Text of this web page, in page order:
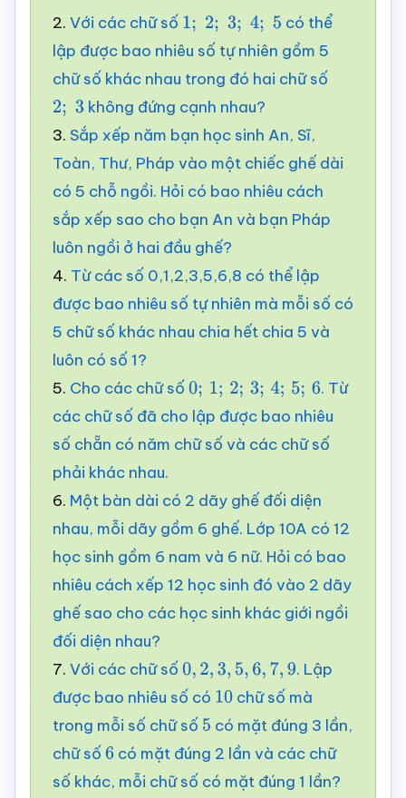
2. Với các chữ số 1;2 3; 4;5
có thể
lập được bao nhiêu số tự nhiên gồm 5
chữ số khác nhau trong đó hai chữ số
2; 3
không đứng cạnh nhau?
3. Sắp xếp năm bạn học sinh An, Sĩ,
Toàn, Thư, Pháp vào một chiếc ghế dài
có 5 chỗ ngồi. Hỏi có bao nhiêu cách
sắp xếp sao cho bạn An và bạn Pháp
luôn ngồi ở hai đầu ghế?
4. Từ các số 0,1,2,3,5,6,8 có thể lập
được bao nhiêu số tự nhiên mà mỗi số có
5 chữ số khác nhau chia hết chia 5 và
luôn có số 1?
5. Cho các chữ số 0; ;2 3;4;5 6
. Từ
các chữ số đã cho lập được bao nhiêu
số chẵn có năm chữ số và các chữ số
phải khác nhau.
6. Một bàn dài có 2 dãy ghế đối diện
nhau, mỗi dãy gồm 6 ghế. Lớp 10A có 12
học sinh gồm 6 nam và 6 nữ. Hỏi có bao
nhiêu cách xếp 12 học sinh đó vào 2 dãy
ghế sao cho các học sinh khác giới ngồi
đối diện nhau?
7. Với các chữ số 0, 2,3,5,6 ,7 9
. Lập
được bao nhiêu số có 10 chữ số mà
trong mỗi số chữ số 5 có mặt đúng 3 lần,
chữ số 6 có mặt đúng 2 lần và các chữ
số khác, mỗi chữ số có mặt đúng 1 lần?